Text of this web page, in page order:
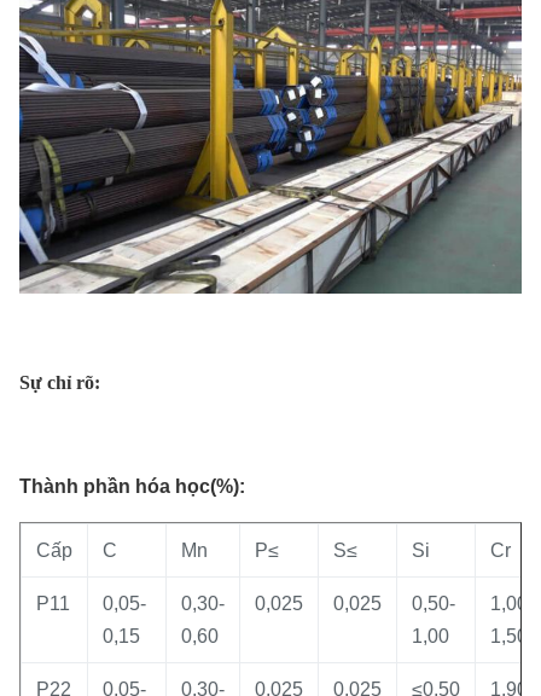
Sự chỉ rõ:
Thành phần hóa học(%):
Cấp C Mn P≤ S≤ Si Cr
P11
0,05-
0,15
0,30-
0,60
0,025 0,025
0,50-
1,00
1,00-
1,50
P22 0,05- 0,30- 0,025 0,025 ≤0,50 1,90-